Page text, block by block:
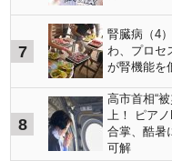
7
腎臓病（4
わ、プロセ
が腎機能を
8
高市首相“
上！ ピア
合掌、酷暑
可解